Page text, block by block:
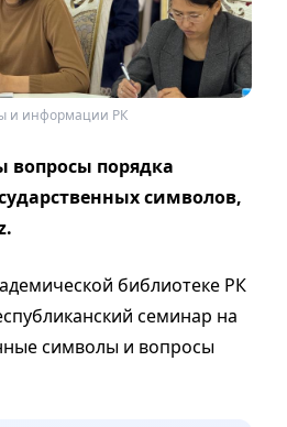
и информации РК
вопросы порядка
символов,
библиотеке РК
семинар на
символы и вопросы